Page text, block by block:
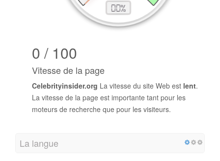
0 / 100
Vitesse de la page
Celebrityinsider.org La vitesse du site Web est lent.
La vitesse de la page est importante tant pour les
moteurs de recherche que pour les visiteurs.
La langue